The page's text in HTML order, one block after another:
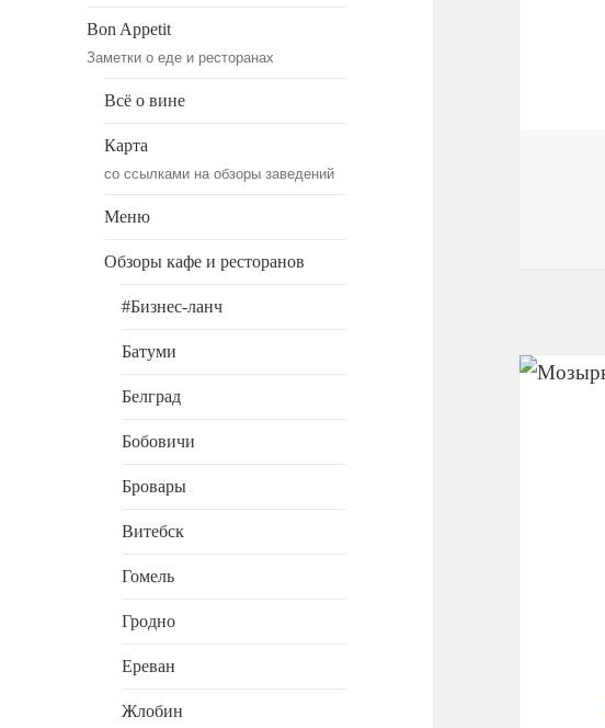
Bon Appetit
Заметки о еде и ресторанах
Всё о вине
Карта
со ссылками на обзоры заведений
Меню
Обзоры кафе и ресторанов
#Бизнес-ланч
Батуми
Белград
Бобовичи
Бровары
Витебск
Гомель
Гродно
Ереван
Жлобин